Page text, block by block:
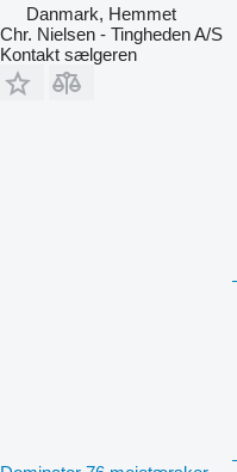
Danmark, Hemmet
Chr. Nielsen - Tingheden A/S
Kontakt sælgeren